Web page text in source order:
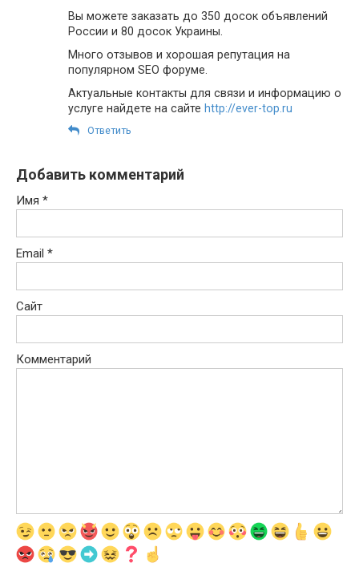
Вы можете заказать до 350 досок объявлений
России и 80 досок Украины.
Много отзывов и хорошая репутация на
популярном SEO форуме.
Актуальные контакты для связи и информацию о
услуге найдете на сайте http://ever-top.ru
Ответить
Добавить комментарий
Имя *
Email *
Сайт
Комментарий